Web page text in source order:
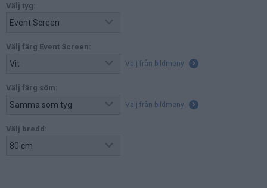
Välj tyg:
Välj färg Event Screen:
Välj från bildmeny
Välj färg söm:
Välj från bildmeny
Välj bredd: